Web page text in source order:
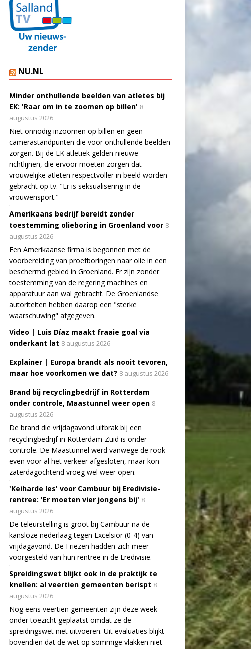
NU.NL
Minder onthullende beelden van atletes bij
EK: 'Raar om in te zoomen op billen' 8
augustus 2026
Niet onnodig inzoomen op billen en geen
camerastandpunten die voor onthullende beelden
zorgen. Bij de EK atletiek gelden nieuwe
richtlijnen, die ervoor moeten zorgen dat
vrouwelijke atleten respectvoller in beeld worden
gebracht op tv. "Er is seksualisering in de
vrouwensport."
Amerikaans bedrijf bereidt zonder
toestemming olieboring in Groenland voor 8
augustus 2026
Een Amerikaanse firma is begonnen met de
voorbereiding van proefboringen naar olie in een
beschermd gebied in Groenland. Er zijn zonder
toestemming van de regering machines en
apparatuur aan wal gebracht. De Groenlandse
autoriteiten hebben daarop een "sterke
waarschuwing" afgegeven.
Video | Luis Díaz maakt fraaie goal via
onderkant lat 8 augustus 2026
Explainer | Europa brandt als nooit tevoren,
maar hoe voorkomen we dat? 8 augustus 2026
Brand bij recyclingbedrijf in Rotterdam
onder controle, Maastunnel weer open 8
augustus 2026
De brand die vrijdagavond uitbrak bij een
recyclingbedrijf in Rotterdam-Zuid is onder
controle. De Maastunnel werd vanwege de rook
even voor al het verkeer afgesloten, maar kon
zaterdagochtend vroeg wel weer open.
'Keiharde les' voor Cambuur bij Eredivisie-
rentree: 'Er moeten vier jongens bij' 8
augustus 2026
De teleurstelling is groot bij Cambuur na de
kansloze nederlaag tegen Excelsior (0-4) van
vrijdagavond. De Friezen hadden zich meer
voorgesteld van hun rentree in de Eredivisie.
Spreidingswet blijkt ook in de praktijk te
knellen: al veertien gemeenten berispt 8
augustus 2026
Nog eens veertien gemeenten zijn deze week
onder toezicht geplaatst omdat ze de
spreidingswet niet uitvoeren. Uit evaluaties blijkt
bovendien dat de wet op sommige vlakken niet